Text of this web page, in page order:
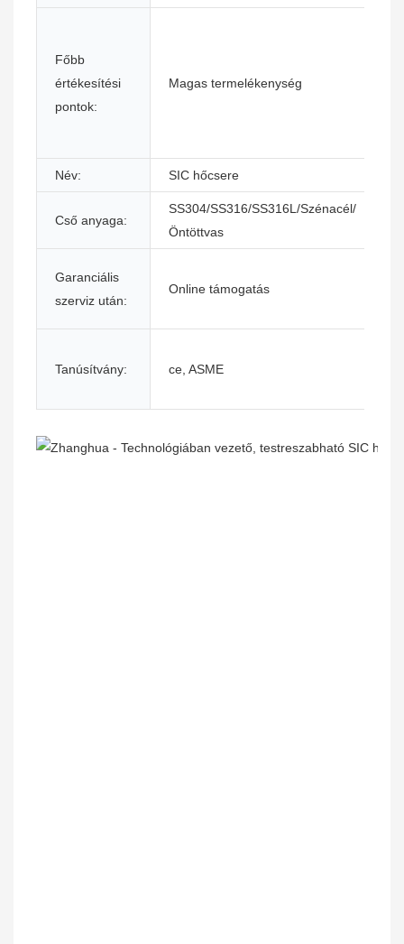
Főbb
értékesítési
pontok:
Magas termelékenység
Név: SIC hőcsere
Cső anyaga:
SS304/SS316/SS316L/Szénacél/
Öntöttvas
Garanciális
szerviz után:
Online támogatás
Tanúsítvány: ce, ASME